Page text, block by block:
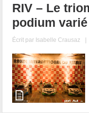
RIV – Le
podium
Écrit par Isabelle Crausaz |